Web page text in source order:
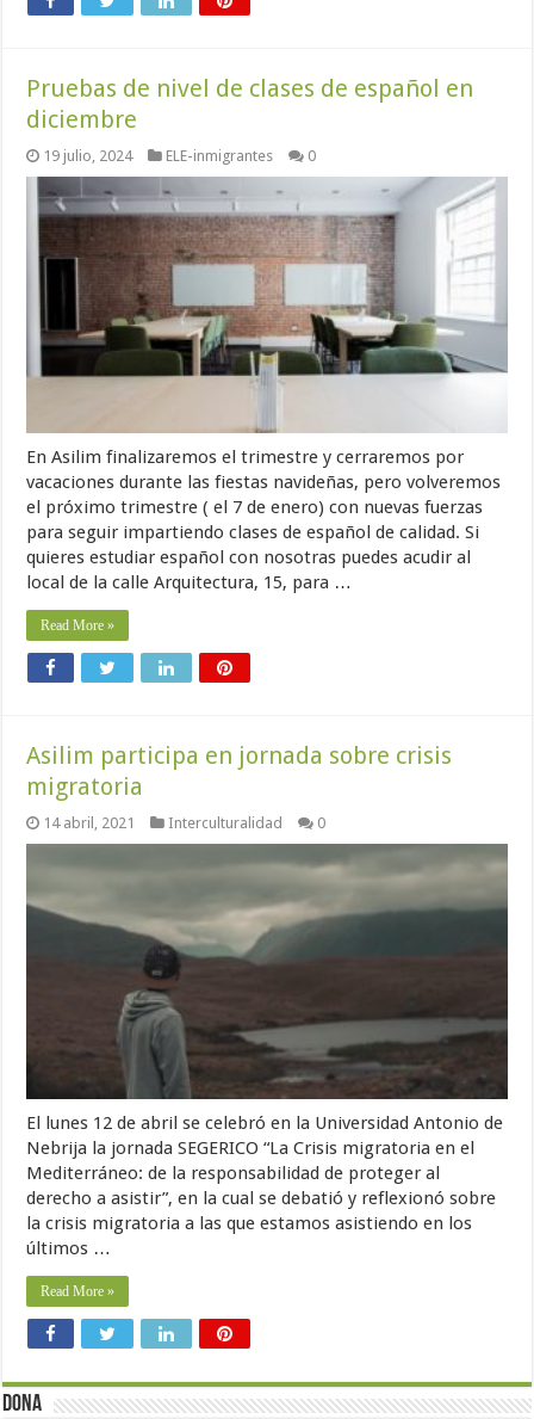
Pruebas de nivel de clases de español en
diciembre
19 julio, 2024 ELE-inmigrantes 0
En Asilim finalizaremos el trimestre y cerraremos por
vacaciones durante las fiestas navideñas, pero volveremos
el próximo trimestre ( el 7 de enero) con nuevas fuerzas
para seguir impartiendo clases de español de calidad. Si
quieres estudiar español con nosotras puedes acudir al
local de la calle Arquitectura, 15, para …
Read More »
Asilim participa en jornada sobre crisis
migratoria
14 abril, 2021 Interculturalidad 0
El lunes 12 de abril se celebró en la Universidad Antonio de
Nebrija la jornada SEGERICO “La Crisis migratoria en el
Mediterráneo: de la responsabilidad de proteger al
derecho a asistir”, en la cual se debatió y reflexionó sobre
la crisis migratoria a las que estamos asistiendo en los
últimos …
Read More »
Dona